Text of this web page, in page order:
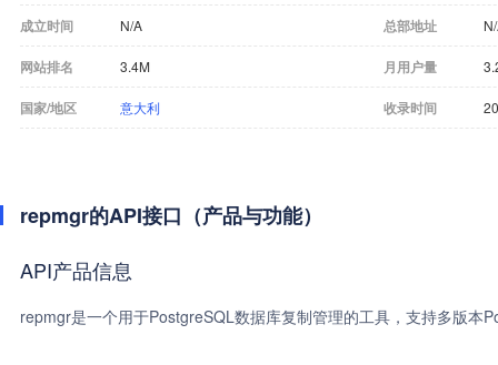
成立时间 N/A 总部地址
网站排名 3.4M 月用户量
国家/地区 意大利 收录时间
repmgr的API接口（产品与功能）
API产品信息
repmgr是一个用于PostgreSQL数据库复制管理的工具，支持多版本